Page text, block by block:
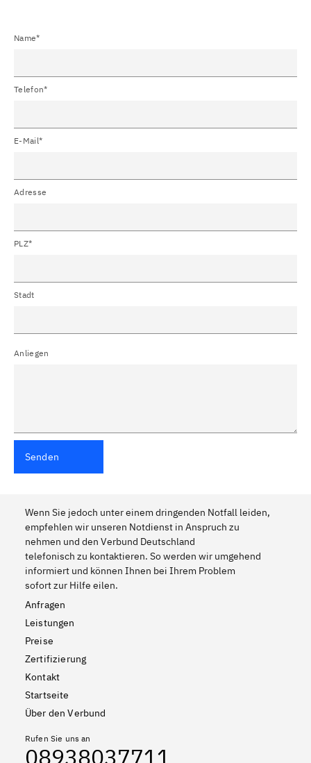
Name*
Telefon*
E-Mail*
Adresse
PLZ*
Stadt
Anliegen
Senden
Wenn Sie jedoch unter einem dringenden Notfall leiden,
empfehlen wir unseren Notdienst in Anspruch zu
nehmen und den Verbund Deutschland
telefonisch zu kontaktieren. So werden wir umgehend
informiert und können Ihnen bei Ihrem Problem
sofort zur Hilfe eilen.
Anfragen
Leistungen
Preise
Zertifizierung
Kontakt
Startseite
Über den Verbund
Rufen Sie uns an
08938037711